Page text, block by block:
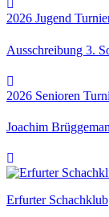
2026 Jugend
Ausschreibung 3.
2026 Senioren
Joachim
Erfurter Schachklub